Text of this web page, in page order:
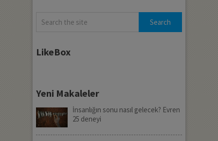
LikeBox
Yeni Makaleler
İnsanlığın sonu nasıl gelecek? Evren
25 deneyi